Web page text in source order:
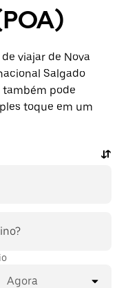
viajar de Nova
Salgado
também pode
toque em um
Agora